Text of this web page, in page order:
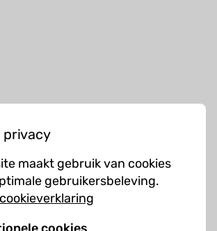
privacy
maakt gebruik van cookies
gebruikersbeleving.